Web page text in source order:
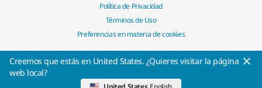
Política de Privacidad
Términos de Uso
Preferencias en materia de cookies
Creemos que estás en United States. ¿Quieres visitar la página
web local?